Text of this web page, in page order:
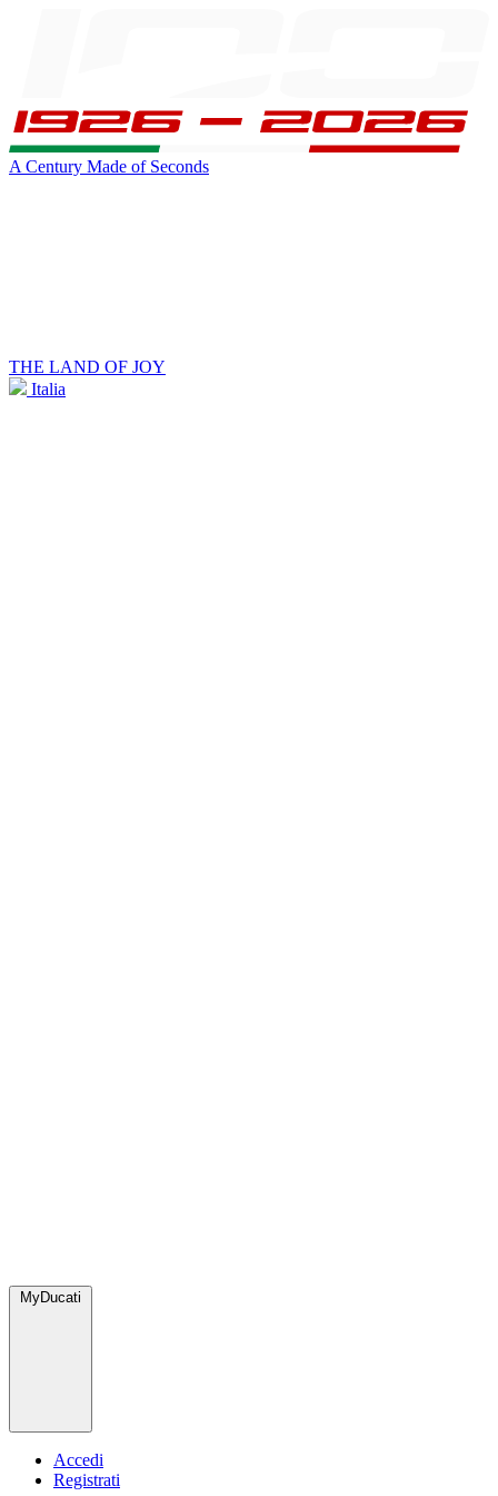
A Century Made of Seconds
THE LAND OF JOY
Italia
MyDucati
Accedi
Registrati